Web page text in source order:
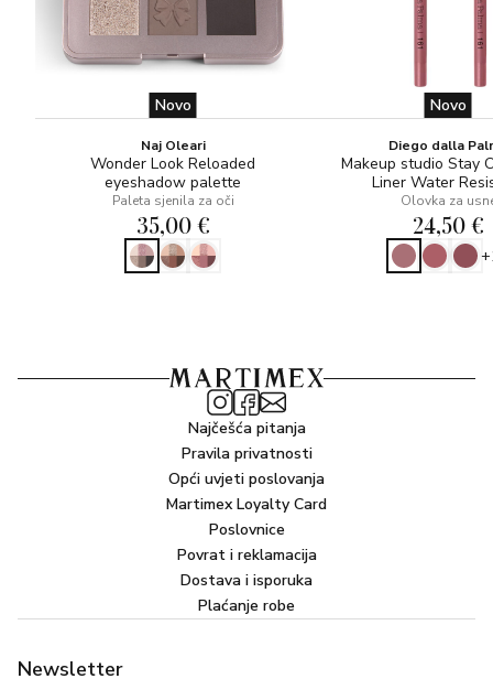
Novo
Naj Oleari
Wonder Look Reloaded
eyeshadow palette
Paleta sjenila za oči
35,00 €
Novo
Diego dalla
Makeup studio Stay
Liner Water
Olovka za
24,50 €
Najčešća pitanja
Pravila privatnosti
Opći uvjeti poslovanja
Martimex Loyalty Card
Poslovnice
Povrat i reklamacija
Dostava i isporuka
Plaćanje robe
Newsletter